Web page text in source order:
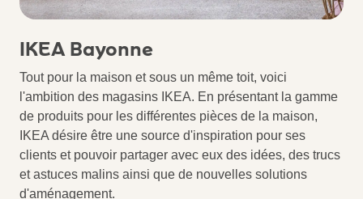
IKEA Bayonne
Tout pour la maison et sous un même toit, voici
l'ambition des magasins IKEA. En présentant la gamme
de produits pour les différentes pièces de la maison,
IKEA désire être une source d'inspiration pour ses
clients et pouvoir partager avec eux des idées, des trucs
et astuces malins ainsi que de nouvelles solutions
d'aménagement.